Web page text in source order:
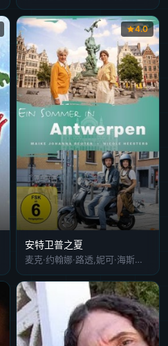
4.0
安特卫普之夏
麦克·约翰娜·路透,妮可·海斯特斯,赫尔吉·施密德,德赖斯·德萨特,沃尔特·西特勒